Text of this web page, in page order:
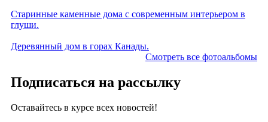
Старинные каменные дома с современным интерьером в
глуши.
Деревянный дом в горах Канады.
Смотреть все фотоальбомы
Подписаться на рассылку
Оставайтесь в курсе всех новостей!